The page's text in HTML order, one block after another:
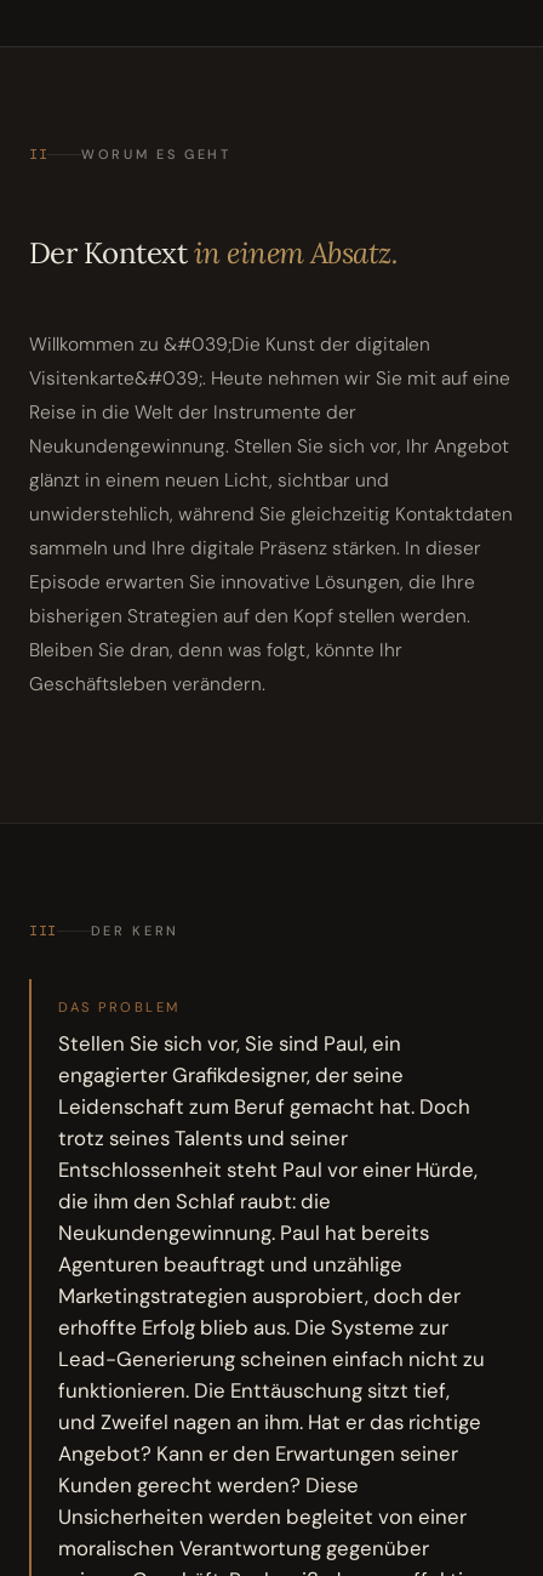
II WORUM ES GEHT
Der Kontextin einem Absatz.
Willkommen zu &#039;Die Kunst der digitalen
Visitenkarte&#039;. Heute nehmen wir Sie mit auf eine
Reise in die Welt der Instrumente der
Neukundengewinnung. Stellen Sie sich vor, Ihr Angebot
glänzt in einem neuen Licht, sichtbar und
unwiderstehlich, während Sie gleichzeitig Kontaktdaten
sammeln und Ihre digitale Präsenz stärken. In dieser
Episode erwarten Sie innovative Lösungen, die Ihre
bisherigen Strategien auf den Kopf stellen werden.
Bleiben Sie dran, denn was folgt, könnte Ihr
Geschäftsleben verändern.
III DER KERN
DAS PROBLEM
Stellen Sie sich vor, Sie sind Paul, ein
engagierter Grafikdesigner, der seine
Leidenschaft zum Beruf gemacht hat. Doch
trotz seines Talents und seiner
Entschlossenheit steht Paul vor einer Hürde,
die ihm den Schlaf raubt: die
Neukundengewinnung. Paul hat bereits
Agenturen beauftragt und unzählige
Marketingstrategien ausprobiert, doch der
erhoffte Erfolg blieb aus. Die Systeme zur
Lead-Generierung scheinen einfach nicht zu
funktionieren. Die Enttäuschung sitzt tief,
und Zweifel nagen an ihm. Hat er das richtige
Angebot? Kann er den Erwartungen seiner
Kunden gerecht werden? Diese
Unsicherheiten werden begleitet von einer
moralischen Verantwortung gegenüber